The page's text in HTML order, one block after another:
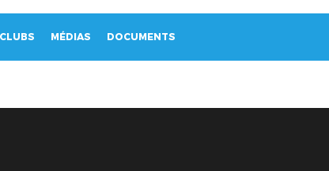
CLUBS MÉDIAS DOCUMENTS